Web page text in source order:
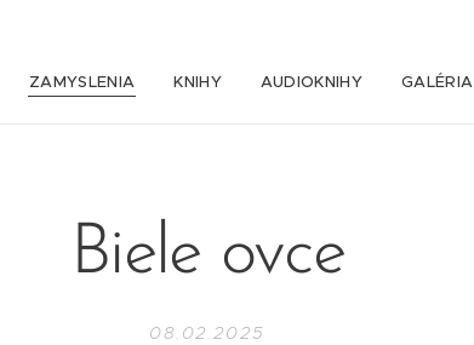
ZAMYSLENIA KNIHY AUDIOKNIHY GALÉRIA
Biele ovce
08.02.2025